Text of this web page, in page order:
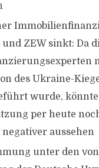
ZEW sinkt: Da
des Ukraine-
wurde, könnte
per heute
aussehen
unter den